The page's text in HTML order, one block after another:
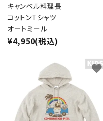
キャンベル料理長
コットンTシャツ
オートミール
¥4,950(税込)
favorite